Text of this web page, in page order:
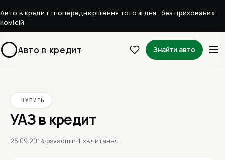
Авто в кредит · попереднє рішення того ж дня · без прихованих
комісій
Авто в кредит Знайти авто
КУПИТЬ
УАЗ в кредит
25.09.2014·psvadmin·1 хв читання